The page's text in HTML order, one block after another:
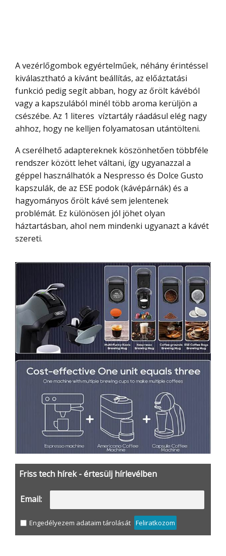
A vezérlőgombok egyértelműek, néhány érintéssel
kiválasztható a kívánt beállítás, az előáztatási
funkció pedig segít abban, hogy az őrölt kávéból
vagy a kapszulából minél több aroma kerüljön a
csészébe. Az 1 literes víztartály ráadásul elég nagy
ahhoz, hogy ne kelljen folyamatosan utántölteni.
A cserélhető adaptereknek köszönhetően többféle
rendszer között lehet váltani, így ugyanazzal a
géppel használhatók a Nespresso és Dolce Gusto
kapszulák, de az ESE podok (kávépárnák) és a
hagyományos őrölt kávé sem jelentenek
problémát. Ez különösen jól jöhet olyan
háztartásban, ahol nem mindenki ugyanazt a kávét
szereti.
Friss tech hírek - értesülj hírlevélben
Email:
Engedélyezem adataim tárolását Feliratkozom